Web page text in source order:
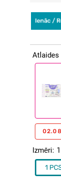
Izmēri
1
Atlaides